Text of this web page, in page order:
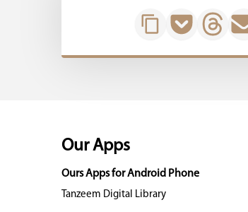
Our Apps
Ours Apps for Android Phone
Tanzeem Digital Library